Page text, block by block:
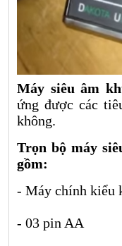
Máy siêu âm
ứng được các
không.
Trọn bộ máy
gồm:
- Máy chính kiểu
- 03 pin AA